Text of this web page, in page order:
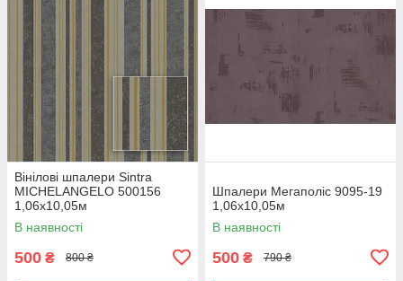
Вінілові шпалери Sintra
MICHELANGELO 500156
1,06х10,05м
В наявності
500 ₴ 800 ₴
Шпалери Мегаполіс 9095-19
1,06х10,05м
В наявності
500 ₴ 790 ₴